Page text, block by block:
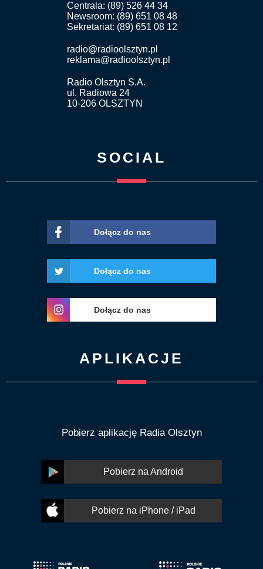
Centrala: (89) 526 44 34
Newsroom: (89) 651 08 48
Sekretariat: (89) 651 08 12
radio@radioolsztyn.pl
reklama@radioolsztyn.pl
Radio Olsztyn S.A.
ul. Radiowa 24
10-206 OLSZTYN
SOCIAL
Dołącz do nas
Dołącz do nas
Dołącz do nas
APLIKACJE
Pobierz aplikację Radia Olsztyn
Pobierz na Android
Pobierz na iPhone / iPad